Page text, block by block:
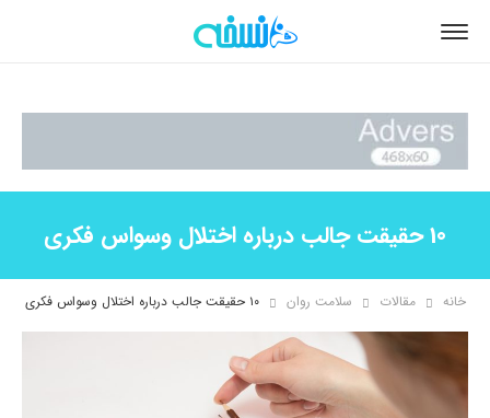
10 حقیقت جالب درباره اختلال وسواس فکری
خانه مقالات سلامت روان ۱۰ حقیقت جالب درباره اختلال وسواس فکری